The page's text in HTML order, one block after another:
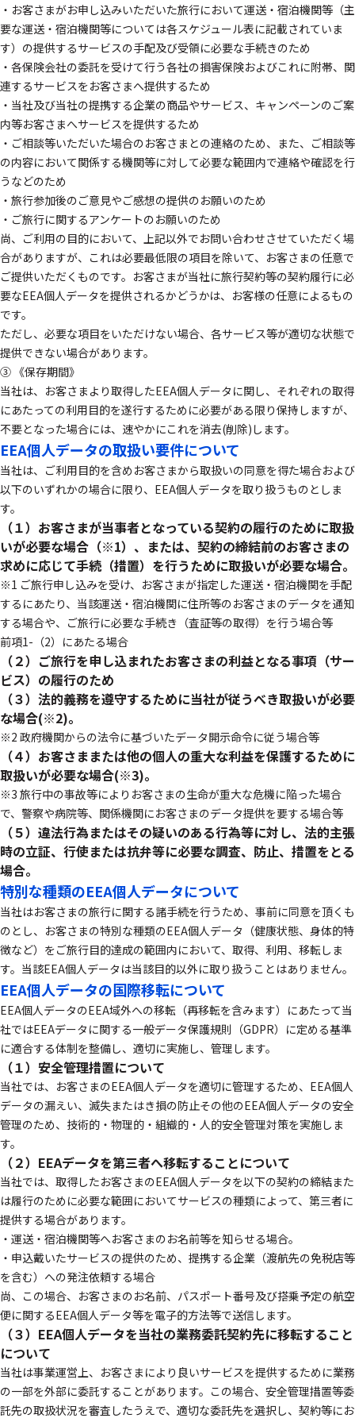
・お客さまがお申し込みいただいた旅行において運送・宿泊機関等（主
要な運送・宿泊機関等については各スケジュール表に記載されていま
す）の提供するサービスの手配及び受領に必要な手続きのため
・各保険会社の委託を受けて行う各社の損害保険およびこれに附帯、関
連するサービスをお客さまへ提供するため
・当社及び当社の提携する企業の商品やサービス、キャンペーンのご案
内等お客さまへサービスを提供するため
・ご相談等いただいた場合のお客さまとの連絡のため、また、ご相談等
の内容において関係する機関等に対して必要な範囲内で連絡や確認を行
うなどのため
・旅行参加後のご意見やご感想の提供のお願いのため
・ご旅行に関するアンケートのお願いのため
尚、ご利用の目的において、上記以外でお問い合わせさせていただく場
合がありますが、これは必要最低限の項目を除いて、お客さまの任意で
ご提供いただくものです。お客さまが当社に旅行契約等の契約履行に必
要なEEA個人データを提供されるかどうかは、お客様の任意によるもの
です。
ただし、必要な項目をいただけない場合、各サービス等が適切な状態で
提供できない場合があります。
③ 《保存期間》
当社は、お客さまより取得したEEA個人データに関し、それぞれの取得
にあたっての利用目的を遂行するために必要がある限り保持しますが、
不要となった場合には、速やかにこれを消去(削除)します。
EEA個人データの取扱い要件について
当社は、ご利用目的を含めお客さまから取扱いの同意を得た場合および
以下のいずれかの場合に限り、EEA個人データを取り扱うものとしま
す。
（１）お客さまが当事者となっている契約の履行のために取扱
いが必要な場合（※1）、または、契約の締結前のお客さまの
求めに応じて手続（措置）を行うために取扱いが必要な場合。
※1 ご旅行申し込みを受け、お客さまが指定した運送・宿泊機関を手配
するにあたり、当該運送・宿泊機関に住所等のお客さまのデータを通知
する場合や、ご旅行に必要な手続き（査証等の取得）を行う場合等
前項1-（2）にあたる場合
（２）ご旅行を申し込まれたお客さまの利益となる事項（サー
ビス）の履行のため
（３）法的義務を遵守するために当社が従うべき取扱いが必要
な場合(※2)。
※2 政府機関からの法令に基づいたデータ開示命令に従う場合等
（４）お客さままたは他の個人の重大な利益を保護するために
取扱いが必要な場合(※3)。
※3 旅行中の事故等によりお客さまの生命が重大な危機に陥った場合
で、警察や病院等、関係機関にお客さまのデータ提供を要する場合等
（５）違法行為またはその疑いのある行為等に対し、法的主張
時の立証、行使または抗弁等に必要な調査、防止、措置をとる
場合。
特別な種類のEEA個人データについて
当社はお客さまの旅行に関する諸手続を行うため、事前に同意を頂くも
のとし、お客さまの特別な種類のEEA個人データ（健康状態、身体的特
徴など）をご旅行目的達成の範囲内において、取得、利用、移転しま
す。当該EEA個人データは当該目的以外に取り扱うことはありません。
EEA個人データの国際移転について
EEA個人データのEEA域外への移転（再移転を含みます）にあたって当
社ではEEAデータに関する一般データ保護規則（GDPR）に定める基準
に適合する体制を整備し、適切に実施し、管理します。
（１）安全管理措置について
当社では、お客さまのEEA個人データを適切に管理するため、EEA個人
データの漏えい、滅失またはき損の防止その他のEEA個人データの安全
管理のため、技術的・物理的・組織的・人的安全管理対策を実施しま
す。
（２）EEAデータを第三者へ移転することについて
当社では、取得したお客さまのEEA個人データを以下の契約の締結また
は履行のために必要な範囲においてサービスの種類によって、第三者に
提供する場合があります。
・運送・宿泊機関等へお客さまのお名前等を知らせる場合。
・申込戴いたサービスの提供のため、提携する企業（渡航先の免税店等
を含む）への発注依頼する場合
尚、この場合、お客さまのお名前、パスポート番号及び搭乗予定の航空
便に関するEEA個人データ等を電子的方法等で送信します。
（３）EEA個人データを当社の業務委託契約先に移転すること
について
当社は事業運営上、お客さまにより良いサービスを提供するために業務
の一部を外部に委託することがあります。この場合、安全管理措置等委
託先の取扱状況を審査したうえで、適切な委託先を選択し、契約等にお